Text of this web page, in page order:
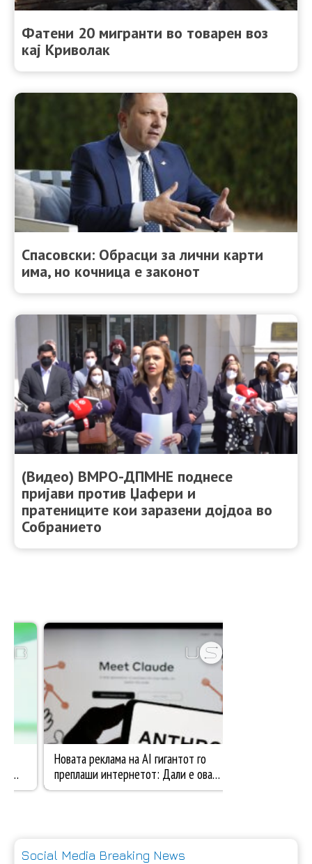
Фатени 20 мигранти во товарен воз
кај Криволак
Спасовски: Oбрасци за лични карти
има, но кочница е законот
(Видео) ВМРО-ДПМНЕ поднесе
пријави против Џафери и
пратениците кои заразени дојдоа во
Собранието
Social Media Breaking News